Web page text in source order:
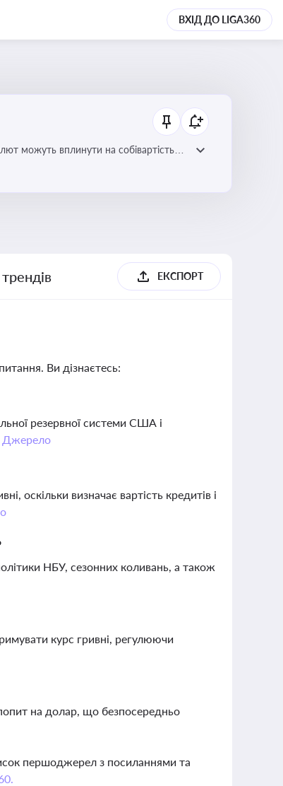
ВХІД ДО LIGA360
можуть вплинути на собівартість
ЕКСПОРТ
Ви дізнаєтесь:
резервної системи США і
Джерело
оскільки визначає вартість кредитів і
НБУ, сезонних коливань, а також
курс гривні, регулюючи
на долар, що безпосередньо
першоджерел з посиланнями та